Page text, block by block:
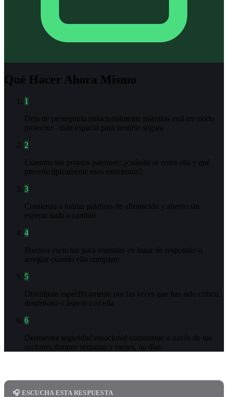
Qué Hacer Ahora Mismo
1
Deja de perseguirla emocionalmente mientras está en modo
protector - dale espacio para sentirse segura
2
Examina tus propios patrones: ¿cuándo se retira ella y qué
precede típicamente esos momentos?
3
Comienza a hablar palabras de afirmación y aliento sin
esperar nada a cambio
4
Practica escuchar para entender en lugar de responder o
arreglar cuando ella comparte
5
Discúlpate específicamente por las veces que has sido crítico,
desdeñoso o áspero con ella
6
Demuestra seguridad emocional consistente a través de tus
acciones durante semanas y meses, no días
🎧 ESCUCHA ESTA RESPUESTA